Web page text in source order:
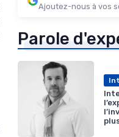
Ajoutez-nous à vos
Parole